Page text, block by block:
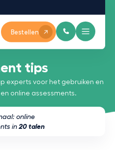
Bestellen
tips
experts voor het gebruiken en
online assessments.
online
in 20 talen